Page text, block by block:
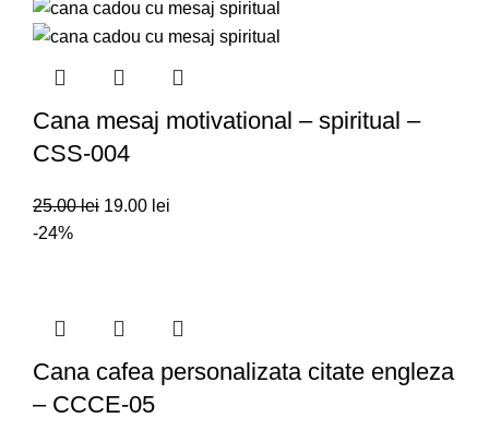
Cana mesaj motivational – spiritual –
CSS-004
25.00lei 19.00 lei
-24%
Cana cafea personalizata citate engleza
– CCCE-05